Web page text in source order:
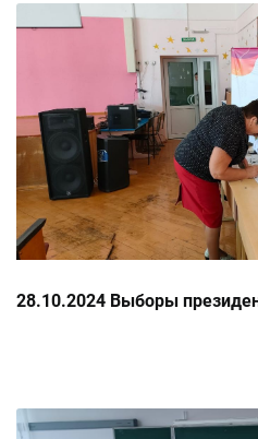
28.10.2024 Выборы